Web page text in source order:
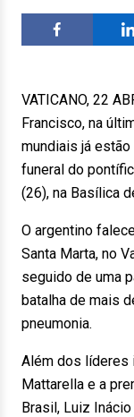
VATICANO, 22
Francisco, na
mundiais já
funeral do
(26), na Basílica
O argentino
Santa Marta, no
seguido de uma
batalha de mais
pneumonia.
Além dos líderes
Mattarella e a
Brasil, Luiz